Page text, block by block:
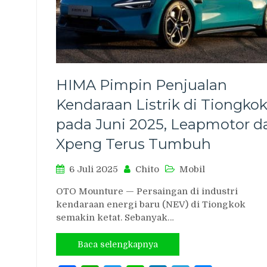
HIMA Pimpin Penjualan
Kendaraan Listrik di Tiongkok
pada Juni 2025, Leapmotor
Xpeng Terus Tumbuh
6 Juli 2025 Chito Mobil
OTO Mounture — Persaingan di industri
kendaraan energi baru (NEV) di Tiongkok
semakin ketat. Sebanyak…
Baca selengkapnya